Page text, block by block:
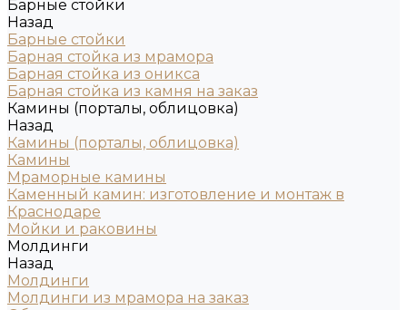
Барные стойки
Назад
Барные стойки
Барная стойка из мрамора
Барная стойка из оникса
Барная стойка из камня на заказ
Камины (порталы, облицовка)
Назад
Камины (порталы, облицовка)
Камины
Мраморные камины
Каменный камин: изготовление и монтаж в
Краснодаре
Мойки и раковины
Молдинги
Назад
Молдинги
Молдинги из мрамора на заказ